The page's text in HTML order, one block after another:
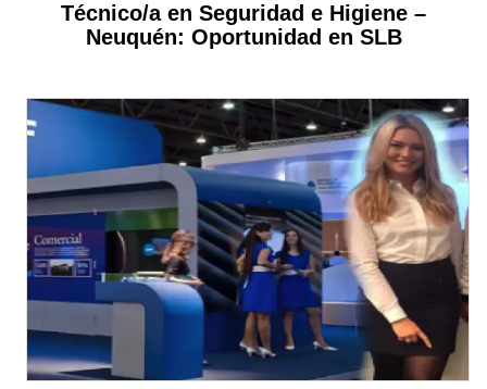
Técnico/a en Seguridad e Higiene –
Neuquén: Oportunidad en SLB